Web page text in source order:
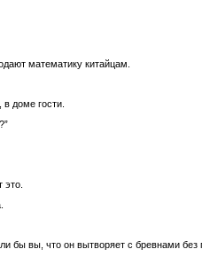
математику китайцам.
доме гости.
это.
бы вы, что он вытвоpяет с бpевнами